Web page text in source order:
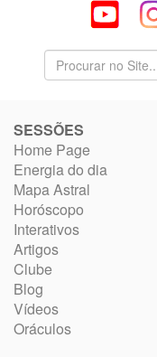
SESSÕES
Home Page
Energia do dia
Mapa Astral
Horóscopo
Interativos
Artigos
Clube
Blog
Vídeos
Oráculos